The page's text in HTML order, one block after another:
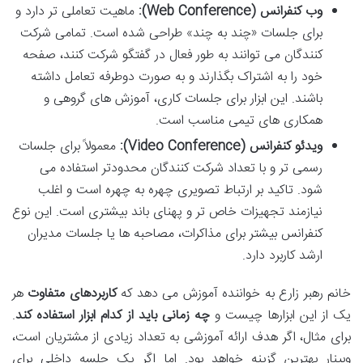
وب کنفرانس (Web Conference):
ماهیت تعاملی تر دارد و
برای جلسات «چند به چند» طراحی شده است. تمامی شرکت
کنندگان می توانند به طور فعال در گفتگو شرکت کنند، صفحه
خود را به اشتراک بگذارند و به صورت دوطرفه تعامل داشته
باشند. این ابزار برای جلسات کاری، آموزش های گروهی و
همکاری های تیمی مناسب است.
ویدئو کنفرانس (Video Conference):
معمولاً برای جلسات
رسمی تر و با تعداد شرکت کنندگان محدودتر استفاده می
شود. تاکید بر ارتباط تصویری چهره به چهره است و اغلب
نیازمند تجهیزات خاص تر و پهنای باند بیشتری است. این نوع
کنفرانس بیشتر برای مذاکرات، مصاحبه ها یا جلسات مدیران
ارشد کاربرد دارد.
خانم رهبر زارع به خواننده آموزش می دهد کهکاربردهای متفاوت هر
یک از این ابزارها چیست و چه زمانی باید از کدام ابزار استفاده کند.
برای مثال، اگر هدف ارائه آموزشی به تعداد زیادی از مشتریان است،